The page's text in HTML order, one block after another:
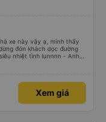
xe này vậy ạ, mình thấy
nhiệt tình lunnnn - Anh
là
Xem giá